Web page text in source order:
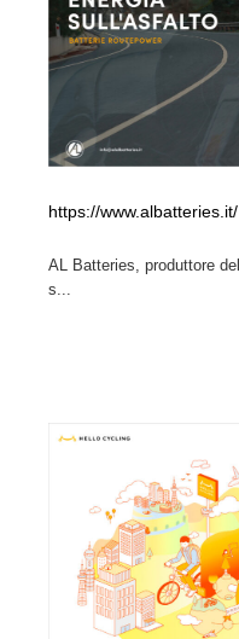
https://www.albatteries.it/
AL Batteries, produttore
s...